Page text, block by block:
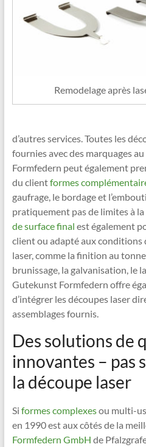
Remodelage après
d’autres services. Toutes les
fournies avec des marquages
Formfedern peut également
du clientformes
gaufrage, le bordage et
pratiquement pas de limites à
de surface final est également
client ou adapté aux conditions
laser, comme la finition au
brunissage, la galvanisation, le
Gutekunst Formfedern offre
d’intégrer les découpes laser
assemblages fournis.
Des solutions de
innovantes – pas
la découpe laser
Si formes complexesou multi-
en 1990 est aux côtés de la
Formfedern GmbH de